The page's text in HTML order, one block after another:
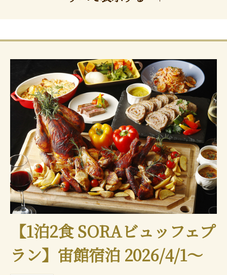
【1泊2食 SORAビュッフェプ
ラン】宙館宿泊 2026/4/1～